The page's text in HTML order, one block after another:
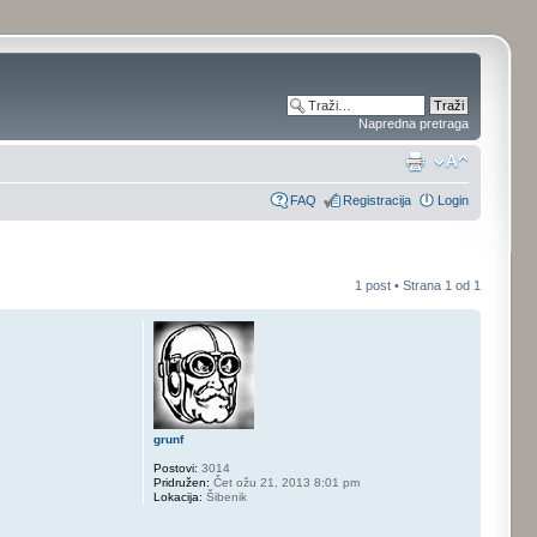
Napredna pretraga
FAQ Registracija Login
1 post • Strana 1 od 1
grunf
Postovi: 3014
Pridružen: Čet ožu 21, 2013 8:01 pm
Lokacija: Šibenik